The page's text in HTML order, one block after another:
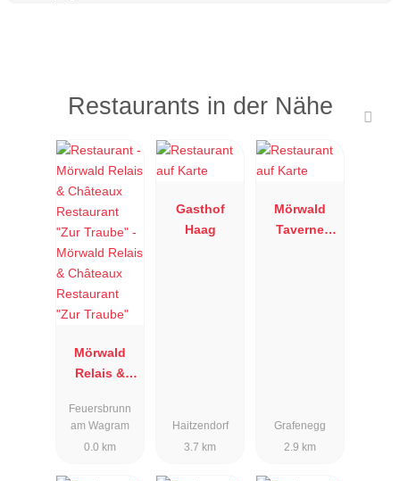
Restaurants in der Nähe
Mörwald
Relais &
Restaurant
"Zur Traube"
Feuersbrunn
am Wagram
0.0 km
Gasthof
Haag
Haitzendorf
3.7 km
Mörwald
Taverne
Grafenegg
2.9 km